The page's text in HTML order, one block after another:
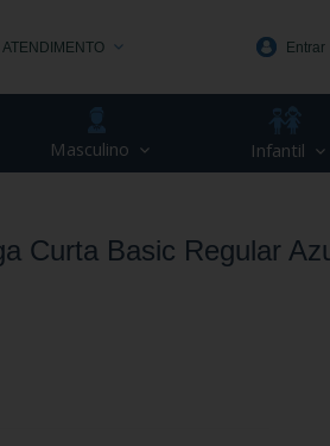
ATENDIMENTO
(48) 3623-1991
Entrar
Masculino Infantil
Curta Basic Regular